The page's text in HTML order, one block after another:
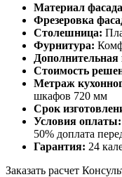
Материал
Фрезеровка
Столешница:
Фурнитура:
Стоимость
Метраж
шкафов 720 мм
Срок
Условия оплаты:
50% доплата
Гарантия: 24
Заказать расчет